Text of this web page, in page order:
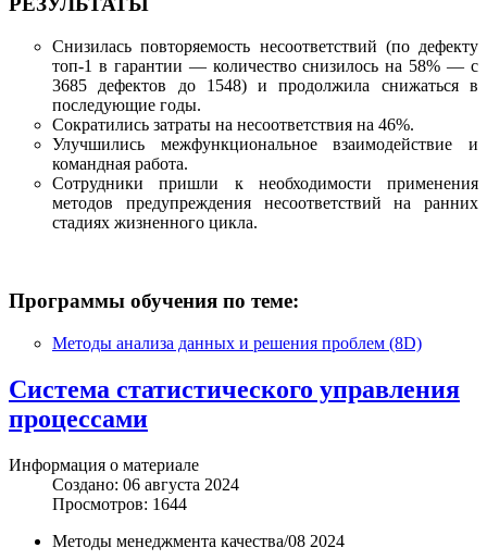
Снизилась повторяемость несоответствий (по дефекту
топ-1 в гарантии — количество снизилось на 58% — c
3685 дефектов до 1548) и продолжила снижаться в
последующие годы.
Сократились затраты на несоответствия на 46%.
Улучшились межфункциональное взаимодействие и
командная работа.
Сотрудники пришли к необходимости применения
методов предупреждения несоответствий на ранних
стадиях жизненного цикла.
Программы обучения по теме:
Методы анализа данных и решения проблем (8D)
Система статистического управления
процессами
Информация о материале
Создано: 06 августа 2024
Просмотров: 1644
Методы менеджмента качества/08 2024